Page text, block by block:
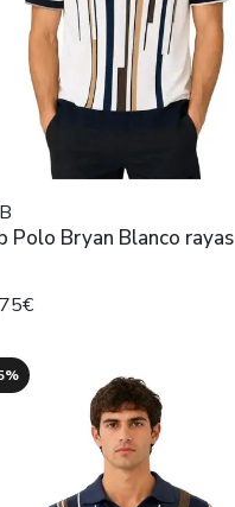
Polo Bryan Blanco rayas